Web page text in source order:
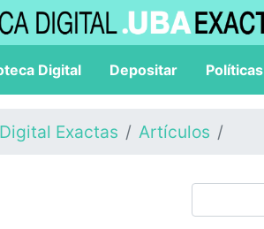
Digital Depositar Políticas
Exactas Artículos